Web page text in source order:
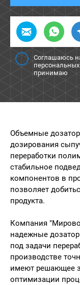
Соглашаюсь
принимаю
Объемные
дозирования
переработки
стабильное
компонентов в
позволяет
продукта.
Компания
надежные
под задачи
производстве
имеют решающее
оптимизации